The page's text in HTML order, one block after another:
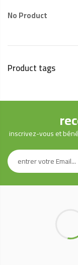
No Product
Product tags
inscrivez-vous et